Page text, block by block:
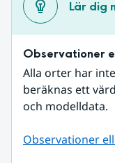
Lär dig
Observationer
Alla orter har
beräknas ett
och modelldata.
Observationer